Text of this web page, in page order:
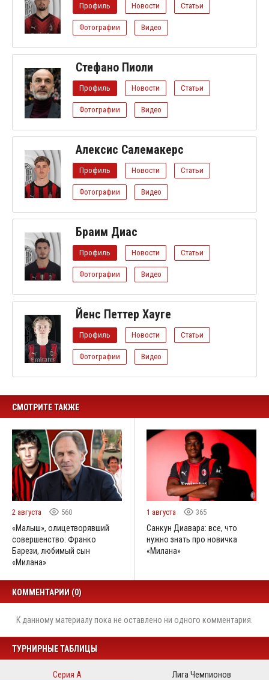
Профиль Новости Статьи
Фотографии Видео
Стефано Пиоли
Профиль Новости Статьи
Фотографии Видео
Алексис Салемакерс
Профиль Новости Статьи
Фотографии Видео
Браим Диас
Профиль Новости Статьи
Фотографии Видео
Йенс Петтер Хауге
Профиль Новости Статьи
Фотографии Видео
СМОТРИТЕ ТАКЖЕ
2 августа 560
«Малыш», олицетворявший
совершенство: Франко
Барези, любимый сын
«Милана»
1 августа 365
Санкун Диавара: все, что
нужно знать про новичка
«Милана»
КОММЕНТАРИИ (0)
К данному материалу пока не оставлено ни одного комментария.
ТУРНИРНЫЕ ТАБЛИЦЫ
Серия А Лига Чемпионов